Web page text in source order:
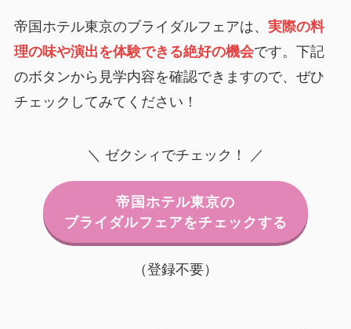
帝国ホテル東京のブライダルフェアは、 実際の料
理の味や演出を体験できる絶好の機会です。下記
のボタンから見学内容を確認できますので、ぜひ
チェックしてみてください！
＼ ゼクシィでチェック！ ／
帝国ホテル東京の
ブライダルフェアをチェックする
（登録不要）